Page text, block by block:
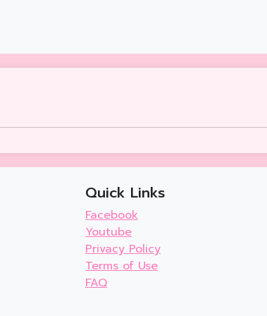
Quick Links
Facebook
Youtube
Privacy Policy
Terms of Use
FAQ